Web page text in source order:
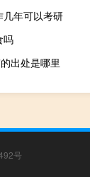
几年可以考研
吗
出处是哪里
号